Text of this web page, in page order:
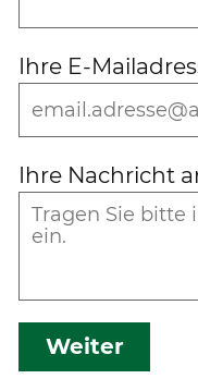
Ihre E-
Ihre Nachricht
Weiter